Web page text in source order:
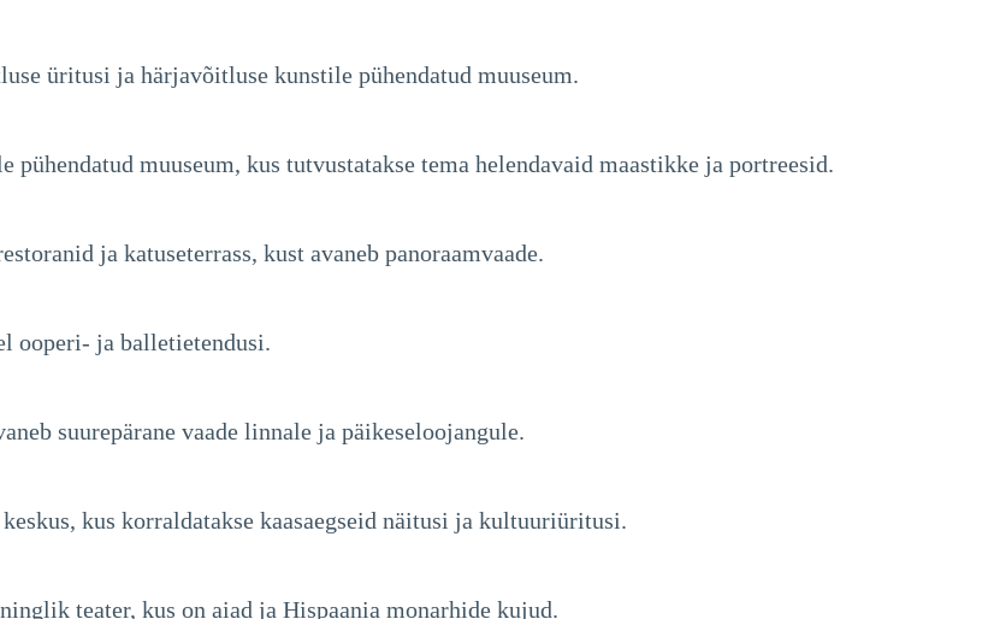
üritusi ja härjavõitluse kunstile pühendatud muuseum.
muuseum, kus tutvustatakse tema helendavaid maastikke ja portreesid.
ja katuseterrass, kust avaneb panoraamvaade.
ooperi- ja balletietendusi.
suurepärane vaade linnale ja päikeseloojangule.
kus korraldatakse kaasaegseid näitusi ja kultuuriüritusi.
teater, kus on aiad ja Hispaania monarhide kujud.